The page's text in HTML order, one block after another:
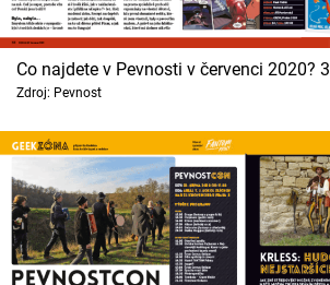
Co najdete v Pevnosti v červenci 2020? 3
Zdroj: Pevnost